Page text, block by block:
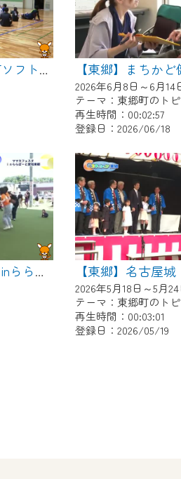
【東郷】第２９回東郷町ソフトバレーボール大会
2026年6月8日～6月14
テーマ：東郷町のト
再生時間：00:02:57
登録日：2026/06/18
【東郷】ママカフェスタinららぽーと愛知東郷
2026年5月18日～5月
テーマ：東郷町のト
再生時間：00:03:01
登録日：2026/05/19